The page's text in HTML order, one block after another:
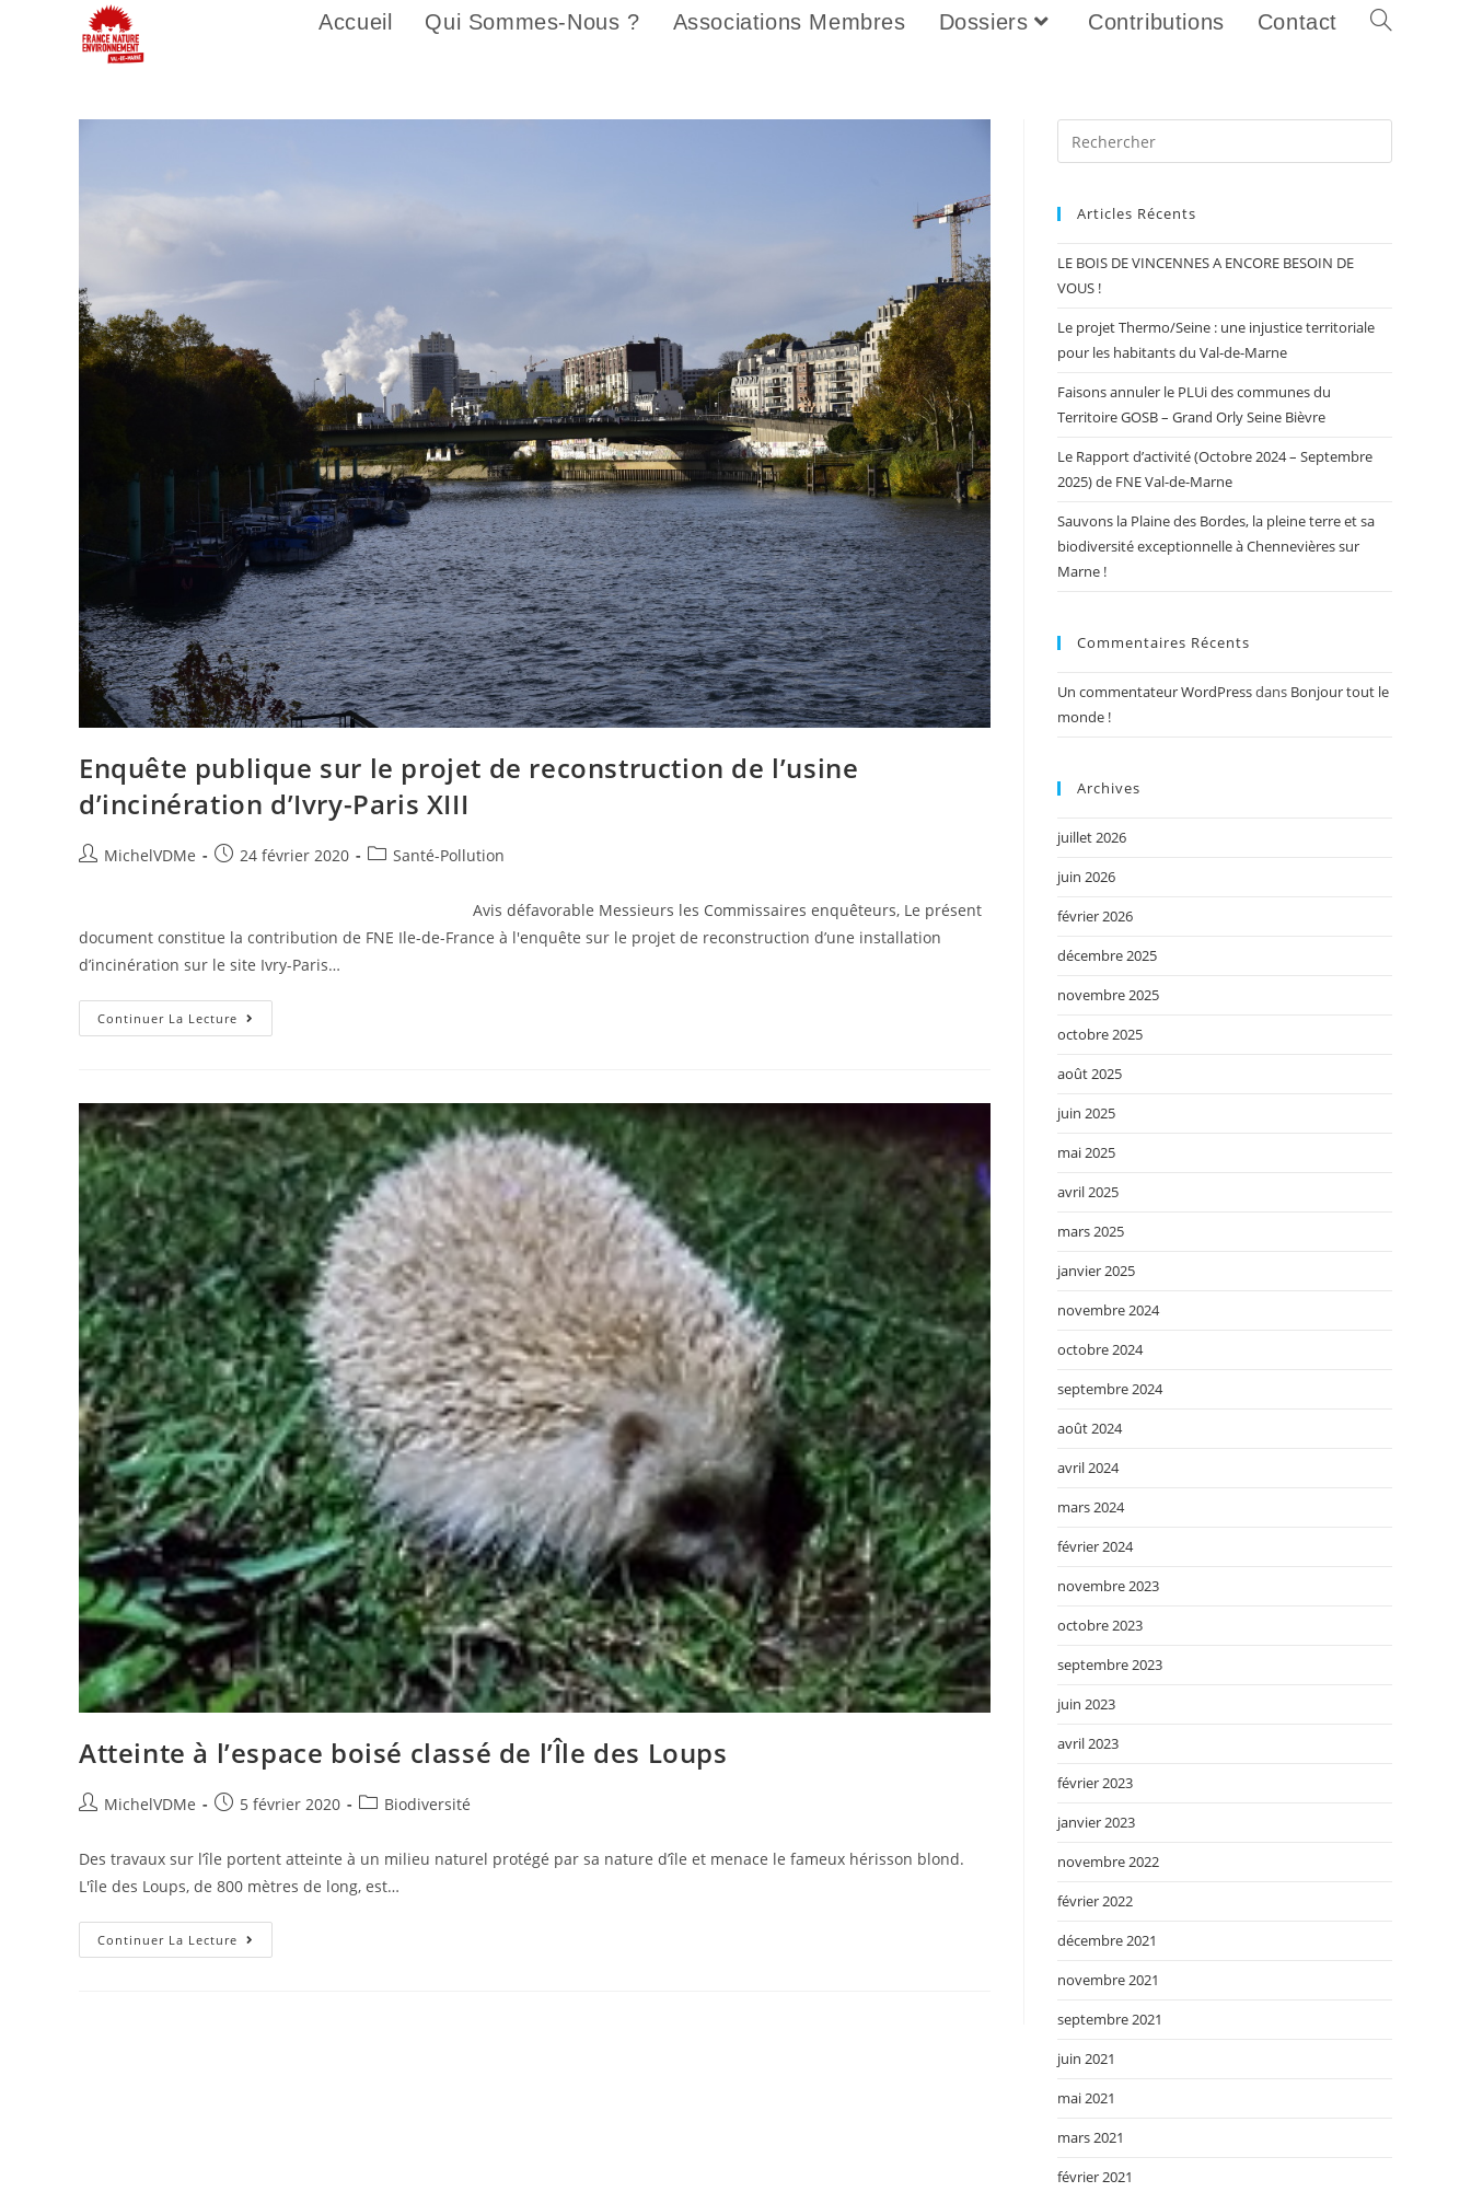
Accueil Qui Sommes-Nous ? Associations Membres Dossiers Contributions Contact
Enquête publique sur le projet de reconstruction de l’usine
d’incinération d’Ivry-Paris XIII
MichelVDMe 24 février 2020 Santé-Pollution
Avis défavorable Messieurs les Commissaires enquêteurs, Le présent
document constitue la contribution de FNE Ile-de-France à l'enquête sur le projet de reconstruction d’une installation
d’incinération sur le site Ivry-Paris…
Continuer La Lecture
Atteinte à l’espace boisé classé de l’Île des Loups
MichelVDMe 5 février 2020 Biodiversité
Des travaux sur l’île portent atteinte à un milieu naturel protégé par sa nature d’île et menace le fameux hérisson blond.
L'île des Loups, de 800 mètres de long, est…
Continuer La Lecture
Articles Récents
LE BOIS DE VINCENNES A ENCORE BESOIN DE
VOUS !
Le projet Thermo/Seine : une injustice territoriale
pour les habitants du Val-de-Marne
Faisons annuler le PLUi des communes du
Territoire GOSB – Grand Orly Seine Bièvre
Le Rapport d’activité (Octobre 2024 – Septembre
2025) de FNE Val-de-Marne
Sauvons la Plaine des Bordes, la pleine terre et sa
biodiversité exceptionnelle à Chennevières sur
Marne !
Commentaires Récents
Un commentateur WordPressdans Bonjour tout le
monde !
Archives
juillet 2026
juin 2026
février 2026
décembre 2025
novembre 2025
octobre 2025
août 2025
juin 2025
mai 2025
avril 2025
mars 2025
janvier 2025
novembre 2024
octobre 2024
septembre 2024
août 2024
avril 2024
mars 2024
février 2024
novembre 2023
octobre 2023
septembre 2023
juin 2023
avril 2023
février 2023
janvier 2023
novembre 2022
février 2022
décembre 2021
novembre 2021
septembre 2021
juin 2021
mai 2021
mars 2021
février 2021